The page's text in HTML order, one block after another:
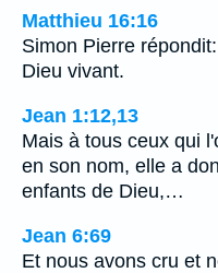
Matthieu 16:16
Simon Pierre
Dieu vivant.
Jean 1:12,13
Mais à tous ceux qui
en son nom, elle a
enfants de Dieu,…
Jean 6:69
Et nous avons cru et